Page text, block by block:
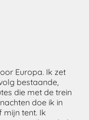
Europa. Ik zet
bestaande,
die met de trein
doe ik in
tent. Ik